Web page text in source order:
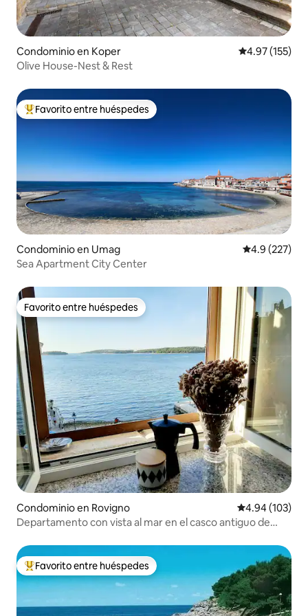
Condominio en Koper Calificación
4.97 (155)
Olive House-Nest & Rest
De los mejores en Favorito entre huéspedes
Favorito entre huéspedes
Condominio en Umag Calificación
4.9 (227)
Sea Apartment City Center
Favorito entre huéspedes
Favorito entre huéspedes
Condominio en Rovigno Calificación
4.94 (103)
Departamento con vista al mar en el casco antiguo de
De los mejores en Favorito entre huéspedes
Favorito entre huéspedes